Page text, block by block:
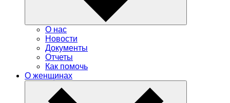
О нас
Новости
Документы
Отчеты
Как помочь
О женщинах